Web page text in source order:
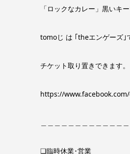
「ロックなカレー」黒いキ
tomoじ は ｢theエンゲーズ｣
チケット取り置きできます。
https://
❏臨時休業･営業